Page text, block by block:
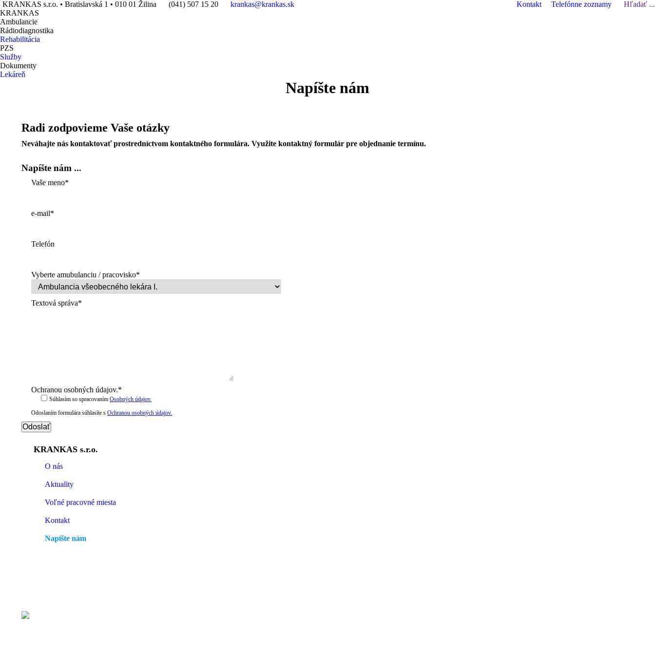
KRANKAS s.r.o. • Bratislavská 1 • 010 01 Žilina (041) 507 15 20 krankas@krankas.sk Kontakt Telefónne zoznamy Search:
Hľadať ...
KRANKAS
Ambulancie
Rádiodiagnostika
Rehabilitácia
PZS
Služby
Dokumenty
Lekáreň
Napíšte nám
Radi zodpovieme Vaše otázky
Neváhajte nás kontaktovať prostredníctvom kontaktného formulára. Využite kontaktný formulár pre objednanie termínu.
Napíšte nám ...
Vaše meno*
e-mail*
Telefón
Vyberte amubulanciu / pracovisko*
Textová správa*
Ochranou osobných údajov.*
Súhlasím so spracovaním Osobných údajov.
Odoslaním formulára súhlasíte s Ochranou osobných údajov.
KRANKAS s.r.o.
O nás
Aktuality
Voľné pracovné miesta
Kontakt
Napíšte nám